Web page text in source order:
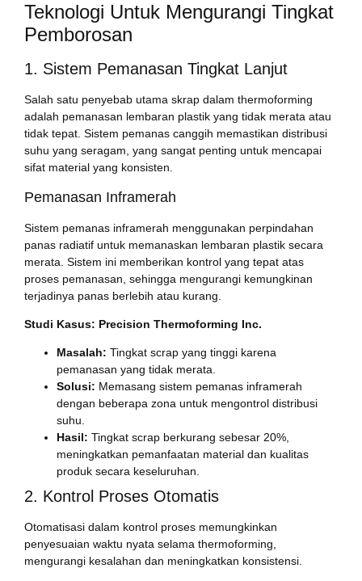
Teknologi Untuk Mengurangi Tingkat
Pemborosan
1. Sistem Pemanasan Tingkat Lanjut
Salah satu penyebab utama skrap dalam thermoforming
adalah pemanasan lembaran plastik yang tidak merata atau
tidak tepat. Sistem pemanas canggih memastikan distribusi
suhu yang seragam, yang sangat penting untuk mencapai
sifat material yang konsisten.
Pemanasan Inframerah
Sistem pemanas inframerah menggunakan perpindahan
panas radiatif untuk memanaskan lembaran plastik secara
merata. Sistem ini memberikan kontrol yang tepat atas
proses pemanasan, sehingga mengurangi kemungkinan
terjadinya panas berlebih atau kurang.
Studi Kasus: Precision Thermoforming Inc.
Masalah: Tingkat scrap yang tinggi karena
pemanasan yang tidak merata.
Solusi: Memasang sistem pemanas inframerah
dengan beberapa zona untuk mengontrol distribusi
suhu.
Hasil: Tingkat scrap berkurang sebesar 20%,
meningkatkan pemanfaatan material dan kualitas
produk secara keseluruhan.
2. Kontrol Proses Otomatis
Otomatisasi dalam kontrol proses memungkinkan
penyesuaian waktu nyata selama thermoforming,
mengurangi kesalahan dan meningkatkan konsistensi.